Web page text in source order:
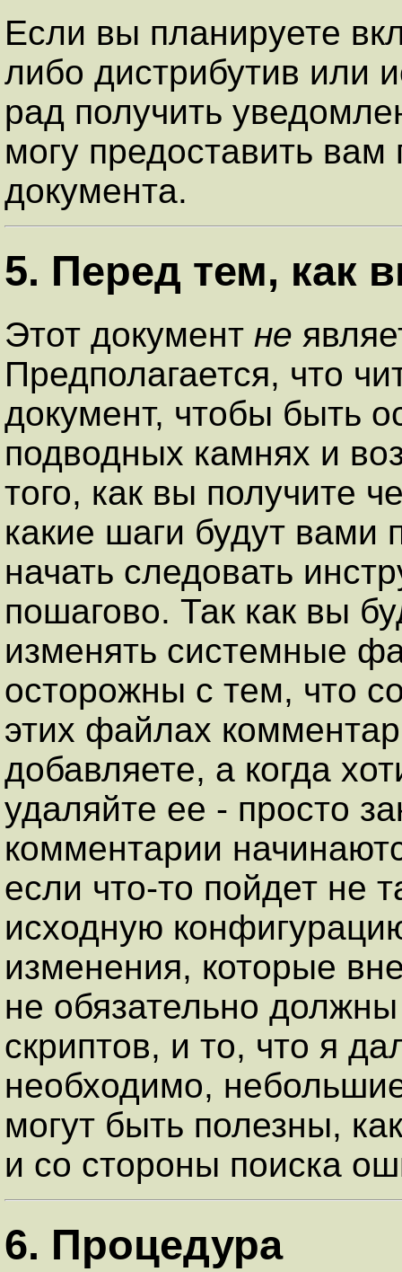
Если вы планируете
либо дистрибутив или
рад получить
могу предоставить
документа.
5. Перед тем, как
Этот документ не
Предполагается, что
документ, чтобы быть
подводных камнях и
того, как вы получите
какие шаги будут
начать следовать
пошагово. Так как вы
изменять системные
осторожны с тем, что
этих файлах
добавляете, а когда
удаляйте ее - просто
комментарии
если что-то пойдет не
исходную
изменения, которые
не обязательно
скриптов, и то, что я
необходимо,
могут быть полезны,
и со стороны поиска
6. Процедура